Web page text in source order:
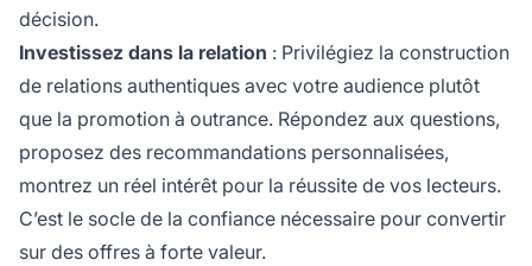
décision.
Investissez dans la relation : Privilégiez la construction
de relations authentiques avec votre audience plutôt
que la promotion à outrance. Répondez aux questions,
proposez des recommandations personnalisées,
montrez un réel intérêt pour la réussite de vos lecteurs.
C’est le socle de la confiance nécessaire pour convertir
sur des offres à forte valeur.